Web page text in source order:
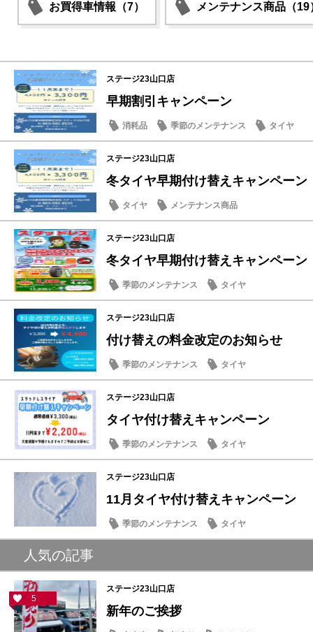
お買得車情報（7） メンテナンス商品（19
ステージ23山口店
早期割引キャンペーン
消耗品 季節のメンテナンス タイヤ
ステージ23山口店
冬タイヤ早期付け替えキャンペーン
タイヤ メンテナンス商品
ステージ23山口店
冬タイヤ早期付け替えキャンペーン
季節のメンテナンス タイヤ
ステージ23山口店
付け替えの料金改定のお知らせ
季節のメンテナンス タイヤ
ステージ23山口店
タイヤ付け替えキャンペーン
季節のメンテナンス タイヤ
ステージ23山口店
11月タイヤ付け替えキャンペーン
季節のメンテナンス タイヤ
人気の記事
5
ステージ23山口店
新年のご挨拶